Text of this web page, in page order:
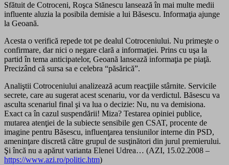
Sfătuit de Cotroceni, Roşca Stănescu lansează în mai multe medii
influente aluzia la posibila demisie a lui Băsescu. Informaţia ajunge
la Geoană.
Acesta o verifică repede tot pe dealul Cotroceniului. Nu primeşte o
confirmare, dar nici o negare clară a informaţiei. Prins cu uşa la
partid în tema anticipatelor, Geoană lansează informaţia pe piaţă.
Precizând că sursa sa e celebra “păsărică”.
Analiştii Cotroceniului analizează acum reacţiile stârnite. Servicile
secrete, care au sugerat acest scenariu, vor da verdictul. Băsescu va
asculta scenariul final şi va lua o decizie: Nu, nu va demisiona.
Exact ca în cazul suspendării! Miza? Testarea opiniei publice,
mutarea atenţiei de la subiecte sensibile gen CSAT, procente de
imagine pentru Băsescu, influenţarea tensiunilor interne din PSD,
ameninţare discretă către grupul de susţinători din jurul premierului.
Şi încă nu a apărut varianta Elenei Udrea… (AZI, 15.02.2008 –
https://www.azi.ro/politic.htm)